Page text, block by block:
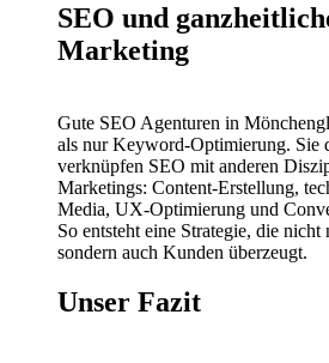
SEO und
Marketing
Gute SEO Agenturen in
als nur Keyword-Optimierung. Sie
verknüpfen SEO mit anderen
Marketings: Content-Erstellung,
Media, UX-Optimierung und
So entsteht eine Strategie, die nicht
sondern auch Kunden überzeugt.
Unser Fazit